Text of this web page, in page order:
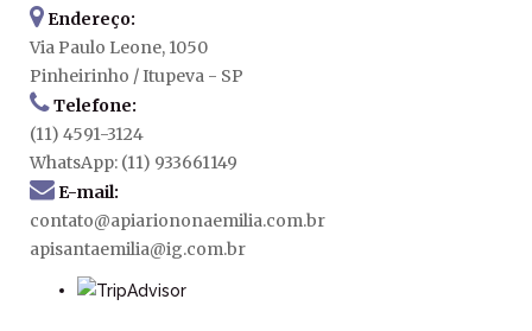
Endereço:
Via Paulo Leone, 1050
Pinheirinho / Itupeva - SP
Telefone:
(11) 4591-3124
WhatsApp: (11) 933661149
E-mail:
contato@apiariononaemilia.com.br
apisantaemilia@ig.com.br